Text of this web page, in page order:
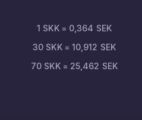
1 SKK= 0,364 SEK
30 SKK= 10,912 SEK
70 SKK= 25,462 SEK